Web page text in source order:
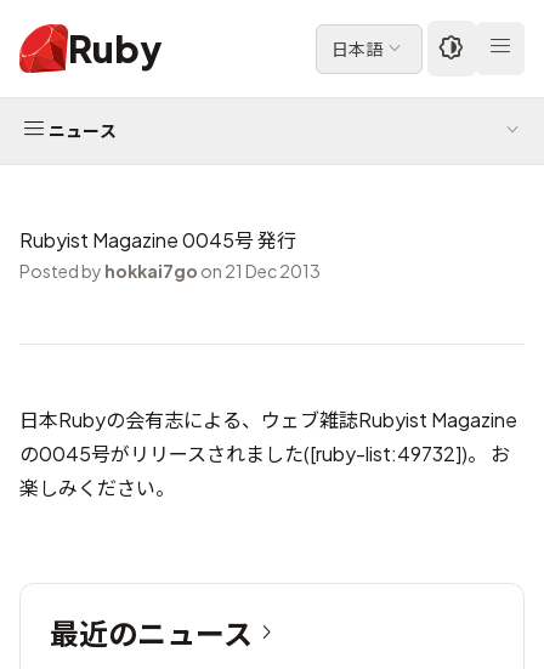
Ruby 日本語
ニュース
Rubyist Magazine 0045号 発行
Posted by hokkai7go on 21 Dec 2013
日本Rubyの会有志による、ウェブ雑誌Rubyist Magazine
の0045号がリリースされました([ruby-list:49732])。 お
楽しみください。
最近のニュース